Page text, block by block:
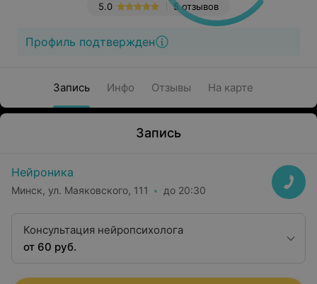
5 отзывов
5.0
Профиль подтвержден
Запись Инфо Отзывы На карте
Запись
Нейроника
Минск, ул. Маяковского, 111 до 20:30
Консультация нейропсихолога
от 60 руб.